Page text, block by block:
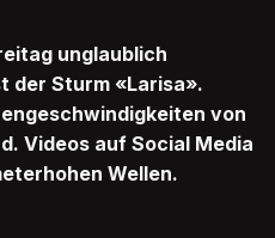
unglaublich
der Sturm «Larisa».
von
Videos auf Social Media
Wellen.